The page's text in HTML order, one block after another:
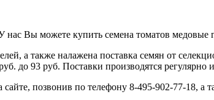
Вы можете купить семена томатов медовые
а также налажена поставка семян от
до 93 руб. Поставки производятся регулярно и
позвонив по телефону 8-495-902-77-18, а